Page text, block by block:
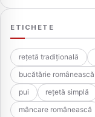
ETICHETE
rețetă tradițională
bucătărie românească
pui
rețetă simplă
mâncare românească